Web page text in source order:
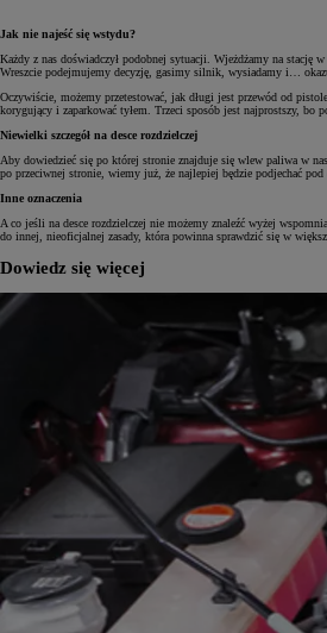
Jak nie najeść się wstydu?
Każdy z nas doświadczył podobnej sytuacji. Wjeżdżamy na
Wreszcie podejmujemy decyzję, gasimy silnik, wysiadamy i…
Oczywiście, możemy przetestować, jak długi jest przewód od
korygujący i zaparkować tyłem. Trzeci sposób jest najprostszy, bo
Niewielki szczegół na desce rozdzielczej
Aby dowiedzieć się po której stronie znajduje się wlew paliwa w
po przeciwnej stronie, wiemy już, że najlepiej będzie podjechać
Inne oznaczenia
A co jeśli na desce rozdzielczej nie możemy znaleźć wyżej
do innej, nieoficjalnej zasady, która powinna sprawdzić się w
Dowiedz się więcej